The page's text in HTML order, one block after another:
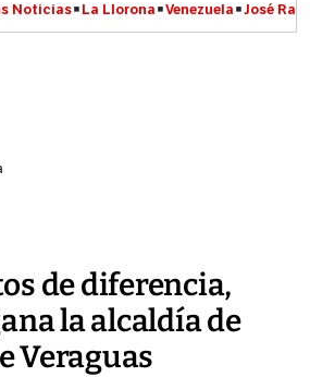
Noticias La Llorona Venezuela José
de diferencia,
la alcaldía de
Veraguas